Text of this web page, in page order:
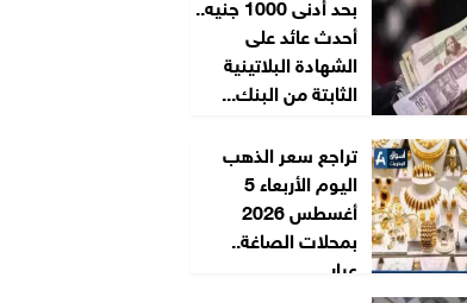
أحدث عائد على
الشهادة البلاتينية
الثابتة من البنك...
تراجع سعر الذهب
اليوم الأربعاء 5
أغسطس 2026
بمحلات الصاغة..
عيار...